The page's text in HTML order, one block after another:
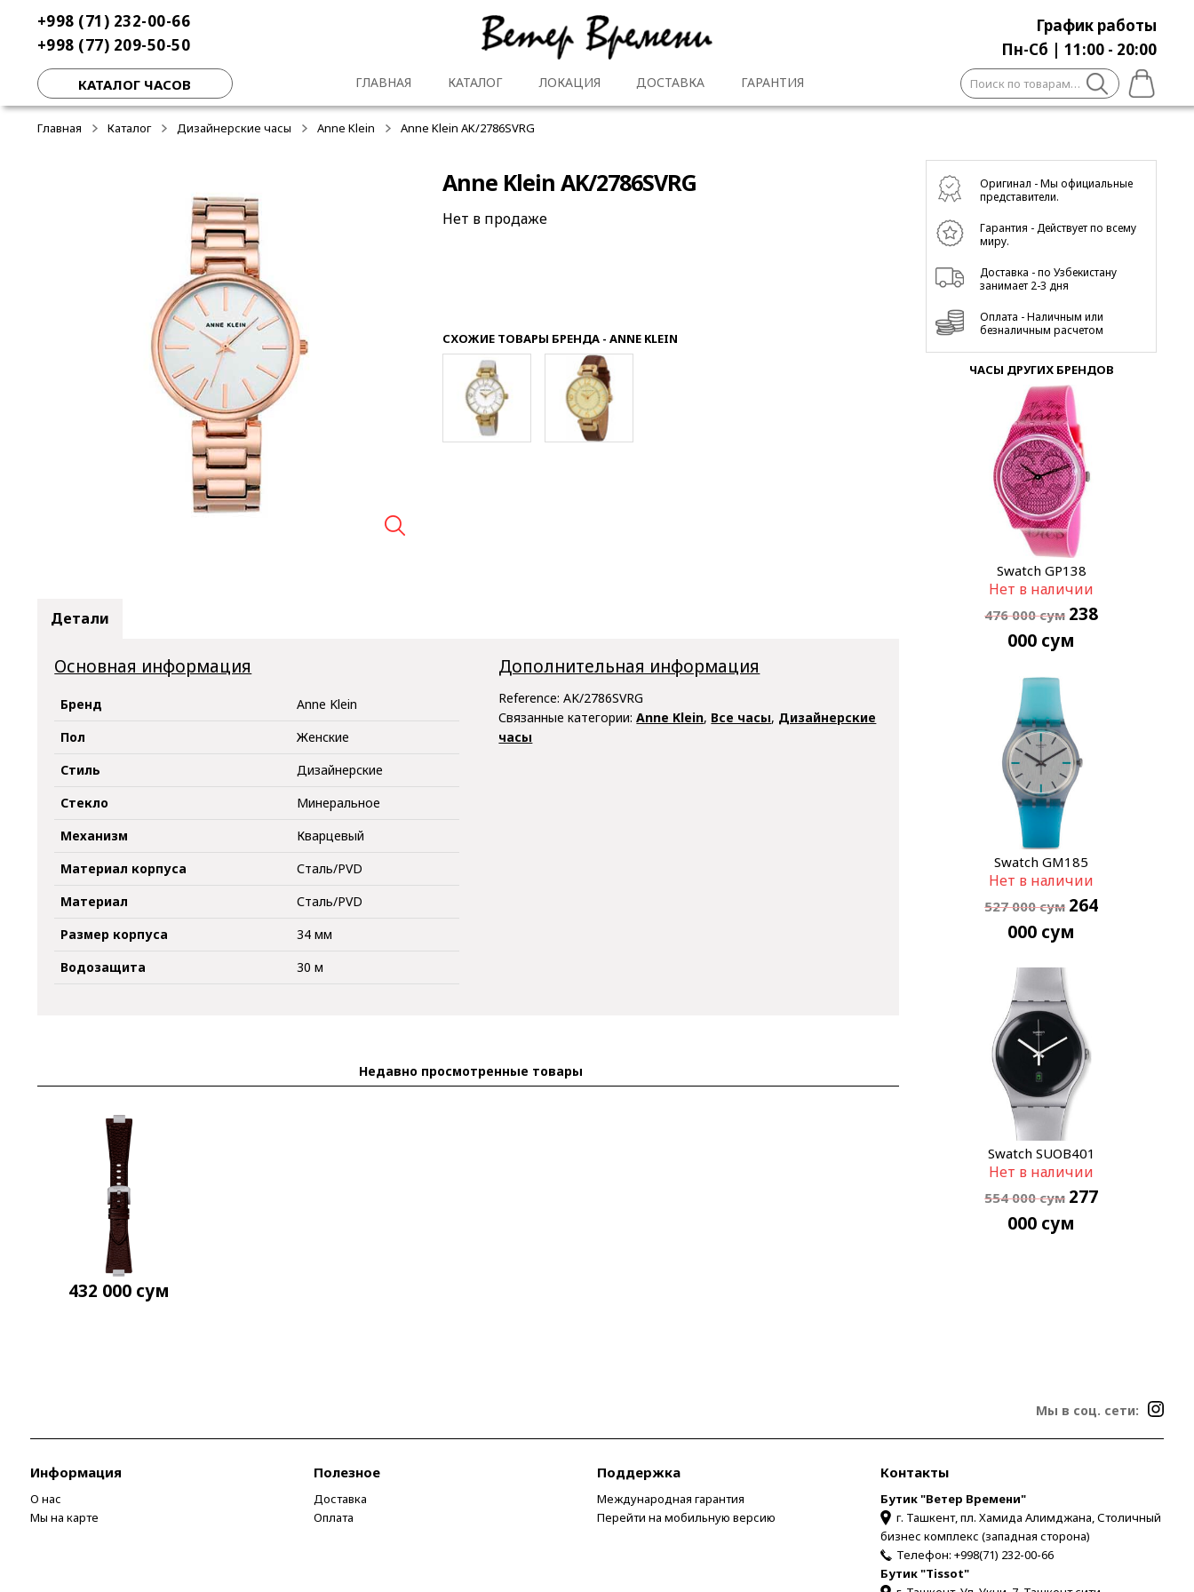
навигации
содержимому
+998 (71) 232-00-66
+998 (77) 209-50-50
График работы
Пн-Сб | 11:00 - 20:00
КАТАЛОГ ЧАСОВ ГЛАВНАЯ КАТАЛОГ ЛОКАЦИЯ ДОСТАВКА ГАРАНТИЯ Искать:
Главная Каталог Дизайнерские часы Anne Klein Anne Klein AK/2786SVRG
Anne Klein AK/2786SVRG
Нет в продаже
СХОЖИЕ ТОВАРЫ БРЕНДА - ANNE KLEIN
Детали
Основная информация
Бренд
Anne Klein
Пол
Женские
Стиль
Дизайнерские
Стекло
Минеральное
Механизм
Кварцевый
Материал корпуса
Сталь/PVD
Материал
Сталь/PVD
Размер корпуса
34 мм
Водозащита
30 м
Дополнительная информация
Reference:AK/2786SVRG
Связанные категории:Anne Klein, Все часы, Дизайнерские
часы
Недавно просмотренные товары
432 000 сум
Оригинал - Мы официальные
представители.
Гарантия - Действует по всему
миру.
Доставка - по Узбекистану
занимает 2-3 дня
Оплата - Наличным или
безналичным расчетом
ЧАСЫ ДРУГИХ БРЕНДОВ
Swatch GP138
-50%
Нет в наличии
476 000сум 238
000 сум
Swatch GM185
-50%
Нет в наличии
527 000сум 264
000 сум
Swatch SUOB401
-50%
Нет в наличии
554 000сум 277
000 сум
Мы в соц. сети:
Информация
О нас
Мы на карте
Полезное
Доставка
Оплата
Поддержка
Международная гарантия
Перейти на мобильную версию
Контакты
Бутик "Ветер Времени"
г. Ташкент, пл. Хамида Алимджана, Столичный
бизнес комплекс (западная сторона)
Телефон: +998(71) 232-00-66
Бутик "Tissot"